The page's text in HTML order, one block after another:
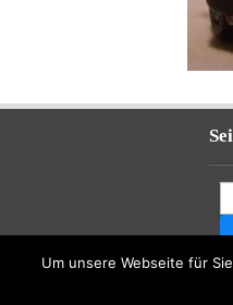
Um unsere Webseite für